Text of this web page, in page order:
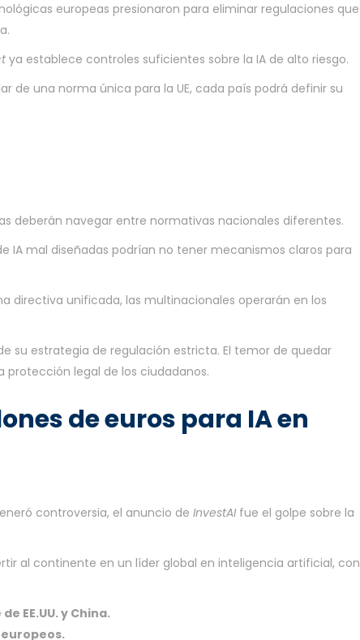
europeas presionaron para eliminar regulaciones que
ya establece controles suficientes sobre la IA de alto riesgo.
de una norma única para la UE, cada país podrá definir su
deberán navegar entre normativas nacionales diferentes.
IA mal diseñadas podrían no tener mecanismos claros para
directiva unificada, las multinacionales operarán en los
su estrategia de regulación estricta. El temor de quedar
protección legal de los ciudadanos.
de euros para IA en
controversia, el anuncio de InvestAIfue el golpe sobre la
al continente en un líder global en inteligencia artificial, con
EE.UU. y China.